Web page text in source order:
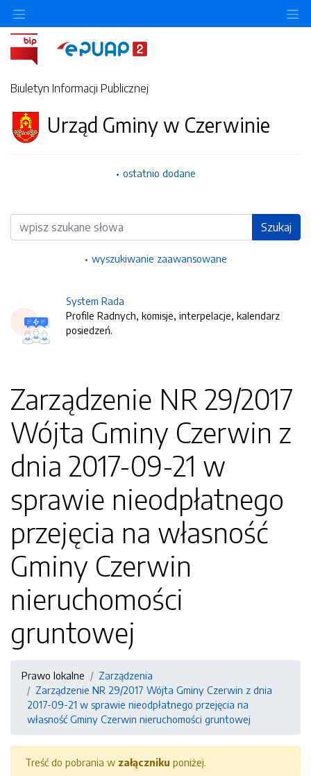
Biuletyn Informacji Publicznej
Urząd Gminy w Czerwinie
ostatnio dodane
Wyszukiwarka Szukaj
wyszukiwanie zaawansowane
System Rada
Profile Radnych, komisje, interpelacje, kalendarz
posiedzeń.
Zarządzenie NR 29/2017
Wójta Gminy Czerwin z
dnia 2017-09-21 w
sprawie nieodpłatnego
przejęcia na własność
Gminy Czerwin
nieruchomości
gruntowej
Prawo lokalne
Zarządzenia
Zarządzenie NR 29/2017 Wójta Gminy Czerwin z dnia
2017-09-21 w sprawie nieodpłatnego przejęcia na
własność Gminy Czerwin nieruchomości gruntowej
Treść do pobrania w załączniku poniżej.